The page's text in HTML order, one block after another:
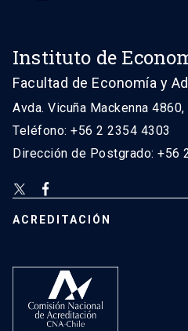
Instituto de
Facultad de Economía y
Avda. Vicuña Mackenna
Teléfono: +56 2 2354 4303
Dirección de Postgrado: +56
ACREDITACIÓN